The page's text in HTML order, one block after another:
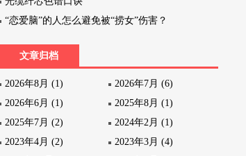
“恋爱脑”的人怎么避免被“捞女”伤害？
文章归档
2026年8月 (1)
2026年7月 (6)
2026年6月 (1)
2025年8月 (1)
2025年7月 (2)
2024年2月 (1)
2023年4月 (2)
2023年3月 (4)